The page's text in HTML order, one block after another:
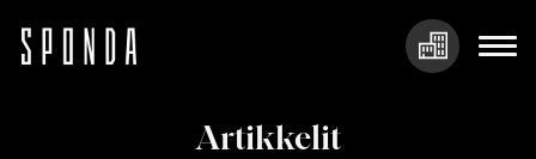
Artikkelit